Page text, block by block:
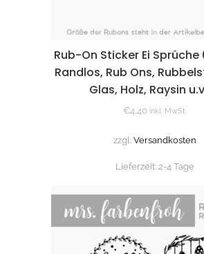
Rub-On Sticker Ei Sprüche
Randlos, Rub Ons,
Glas, Holz, Raysin
€4,40 inkl. MwSt.
zzgl. Versandkosten
Lieferzeit: 2-4 Tage